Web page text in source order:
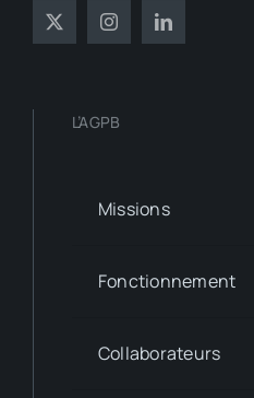
L’AGPB
Missions
Fonctionnement
Collaborateurs